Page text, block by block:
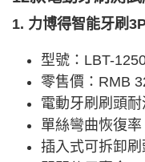
1. 力博得智能牙刷
型號：LBT-
零售價：RMB
電動牙刷刷頭
單絲彎曲恢復
插入式可拆卸